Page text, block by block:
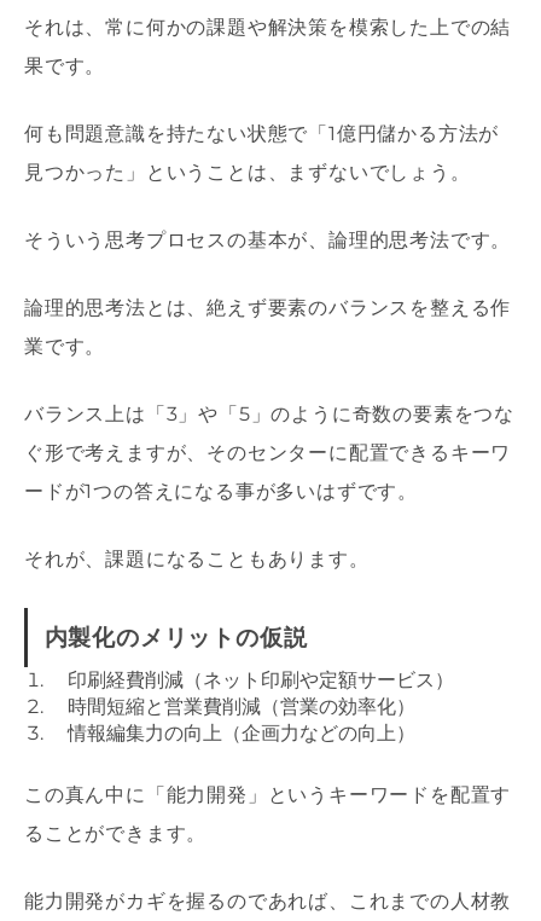
それは、常に何かの課題や解決策を模索した上での結
果です。
何も問題意識を持たない状態で「1億円儲かる方法が
見つかった」ということは、まずないでしょう。
そういう思考プロセスの基本が、論理的思考法です。
論理的思考法とは、絶えず要素のバランスを整える作
業です。
バランス上は「3」や「5」のように奇数の要素をつな
ぐ形で考えますが、そのセンターに配置できるキーワ
ードが1つの答えになる事が多いはずです。
それが、課題になることもあります。
内製化のメリットの仮説
印刷経費削減（ネット印刷や定額サービス）
時間短縮と営業費削減（営業の効率化）
情報編集力の向上（企画力などの向上）
この真ん中に「能力開発」というキーワードを配置す
ることができます。
能力開発がカギを握るのであれば、これまでの人材教